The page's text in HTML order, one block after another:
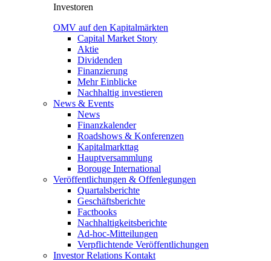
Investoren
OMV auf den Kapitalmärkten
Capital Market Story
Aktie
Dividenden
Finanzierung
Mehr Einblicke
Nachhaltig investieren
News & Events
News
Finanzkalender
Roadshows & Konferenzen
Kapitalmarkttag
Hauptversammlung
Borouge International
Veröffentlichungen & Offenlegungen
Quartalsberichte
Geschäftsberichte
Factbooks
Nachhaltigkeitsberichte
Ad-hoc-Mitteilungen
Verpflichtende Veröffentlichungen
Investor Relations Kontakt